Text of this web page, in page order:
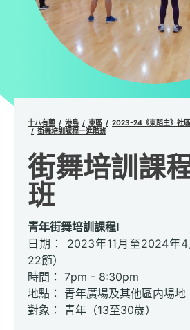
十八有藝 港島 東區
2023-24《東蹈主》社
街舞培訓課程－進階班
街舞培訓課
班
青年街舞培訓課程I
日期： 2023年11月至2024年
22節）
時間： 7pm - 8:30pm
地點： 青年廣場及其他區内場地
對象： 青年（13至30歲）